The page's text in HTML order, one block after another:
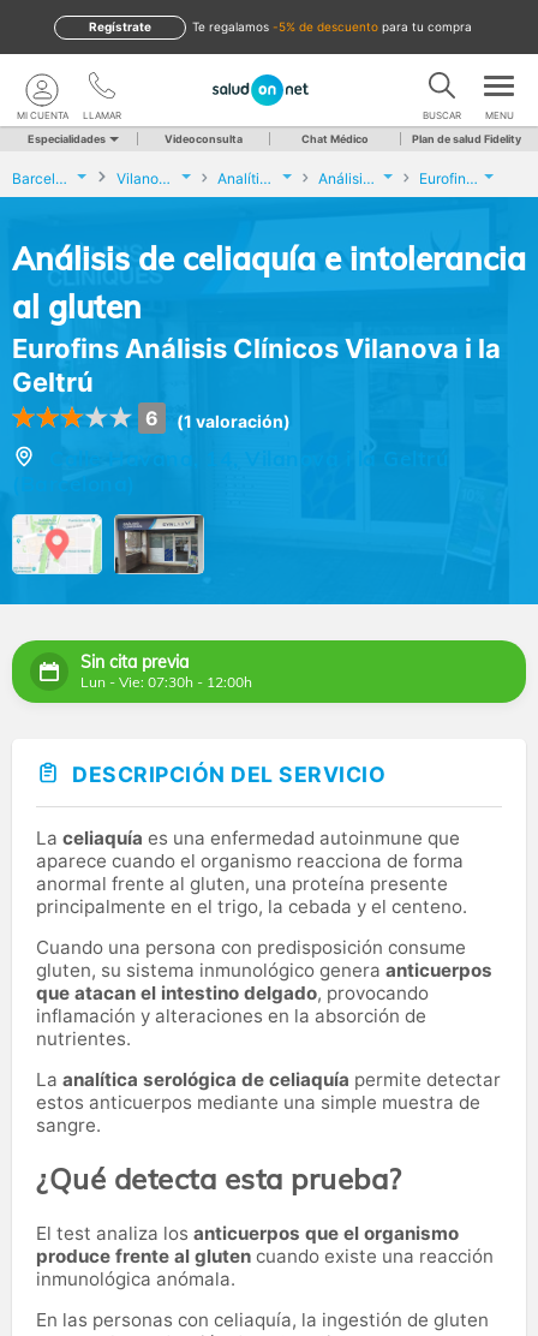
te regalamos -5% de descuento para tu compra
Regístrate
LLAMAR
MI CUENTA BUSCAR MENU
Especialidades Videoconsulta Chat Médico Plan de salud Fidelity
Barcelona Vilanova i la Geltrú Analíticas y Genética Análisis de celiaquía e intolerancia al gluten Eurofins Análisis Clínicos Vilanova i la Geltrú
Análisis de celiaquía e intolerancia
al gluten
Eurofins Análisis Clínicos Vilanova i la
Geltrú
6 (1 valoración)
Sin cita previa
Lun - Vie: 07:30h - 12:00h
DESCRIPCIÓN DEL SERVICIO
La celiaquía es una enfermedad autoinmune que
aparece cuando el organismo reacciona de forma
anormal frente al gluten, una proteína presente
principalmente en el trigo, la cebada y el centeno.
Cuando una persona con predisposición consume
gluten, su sistema inmunológico genera anticuerpos
que atacan el intestino delgado, provocando
inflamación y alteraciones en la absorción de
nutrientes.
La analítica serológica de celiaquía permite detectar
estos anticuerpos mediante una simple muestra de
sangre.
¿Qué detecta esta prueba?
El test analiza los anticuerpos que el organismo
produce frente al gluten cuando existe una reacción
inmunológica anómala.
En las personas con celiaquía, la ingestión de gluten